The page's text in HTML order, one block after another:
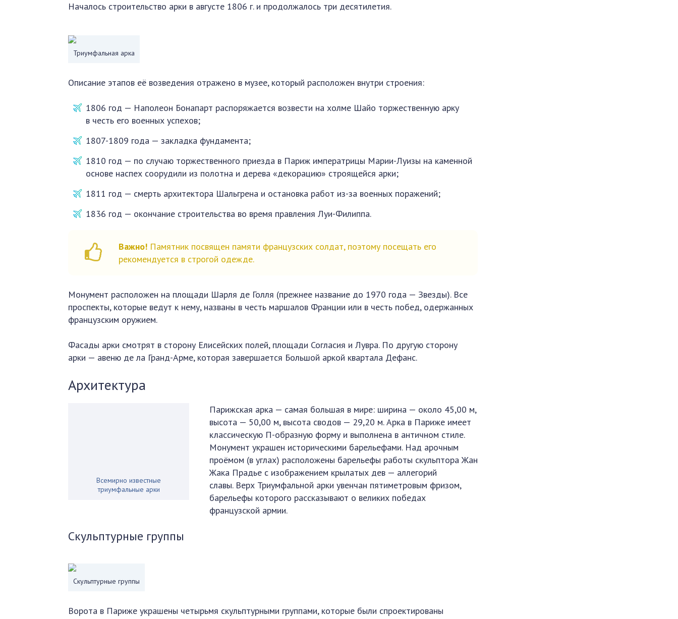
Началось строительство арки в августе 1806 г. и продолжалось три десятилетия.
Триумфальная арка
Описание этапов её возведения отражено в музее, который расположен внутри строения:
1806 год — Наполеон Бонапарт распоряжается возвести на холме Шайо торжественную арку
в честь его военных успехов;
1807-1809 года — закладка фундамента;
1810 год — по случаю торжественного приезда в Париж императрицы Марии-Луизы на каменной
основе наспех соорудили из полотна и дерева «декорацию» строящейся арки;
1811 год — смерть архитектора Шальгрена и остановка работ из-за военных поражений;
1836 год — окончание строительства во время правления Луи-Филиппа.
Важно! Памятник посвящен памяти французских солдат, поэтому посещать его
рекомендуется в строгой одежде.
Монумент расположен на площади Шарля де Голля (прежнее название до 1970 года — Звезды). Все
проспекты, которые ведут к нему, названы в честь маршалов Франции или в честь побед, одержанных
французским оружием.
Фасады арки смотрят в сторону Елисейских полей, площади Согласия и Лувра. По другую сторону
арки — авеню де ла Гранд-Арме, которая завершается Большой аркой квартала Дефанс.
Архитектура
Всемирно известные
триумфальные арки
Парижская арка — самая большая в мире: ширина — около 45,00 м,
высота — 50,00 м, высота сводов — 29,20 м. Арка в Париже имеет
классическую П-образную форму и выполнена в античном стиле.
Монумент украшен историческими барельефами. Над арочным
проёмом (в углах) расположены барельефы работы скульптора Жан
Жака Прадье с изображением крылатых дев — аллегорий
славы. Верх Триумфальной арки увенчан пятиметровым фризом,
барельефы которого рассказывают о великих победах
французской армии.
Скульптурные группы
Скульптурные группы
Ворота в Париже украшены четырьмя скульптурными группами, которые были спроектированы